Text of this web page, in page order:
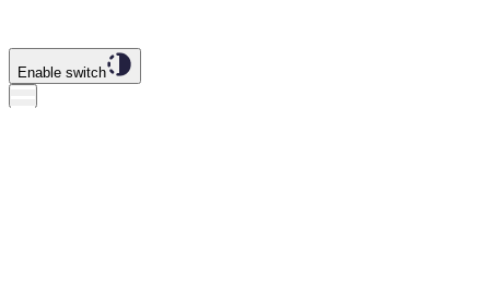
Enable switch